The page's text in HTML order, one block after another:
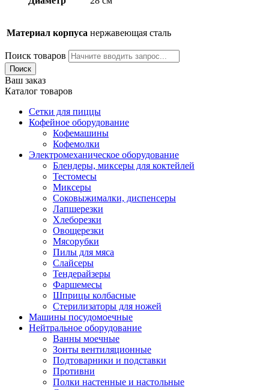
Материал корпуса нержавеющая сталь
Поиск товаров
Поиск
Ваш заказ
Каталог товаров
Сетки для пиццы
Кофейное оборудование
Кофемашины
Кофемолки
Электромеханическое оборудование
Блендеры, миксеры для коктейлей
Тестомесы
Миксеры
Соковыжималки, диспенсеры
Лапшерезки
Хлеборезки
Овощерезки
Мясорубки
Пилы для мяса
Слайсеры
Тендерайзеры
Фаршемесы
Шприцы колбасные
Стерилизаторы для ножей
Машины посудомоечные
Нейтральное оборудование
Ванны моечные
Зонты вентиляционные
Подтоварники и подставки
Противни
Полки настенные и настольные